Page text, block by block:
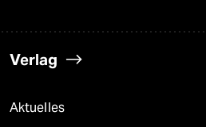
Verlag
Aktuelles